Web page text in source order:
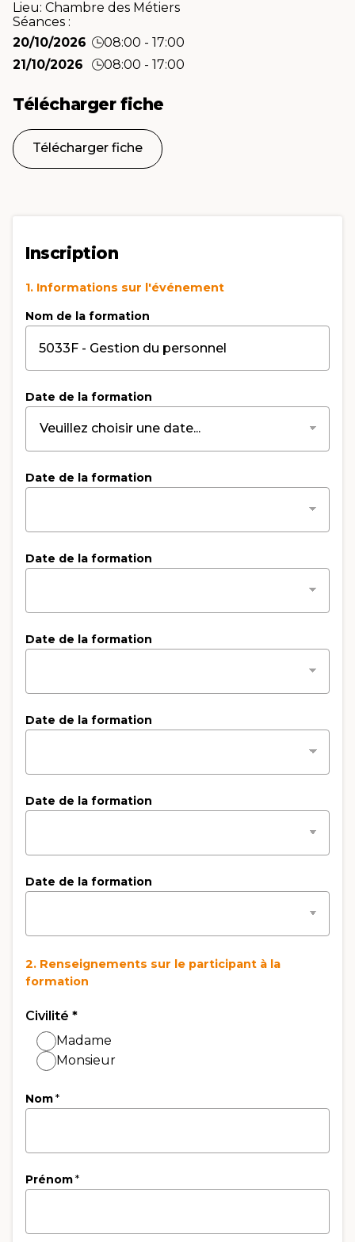
Lieu: Chambre des Métiers
Séances :
20/10/2026
08:00 - 17:00
21/10/2026
08:00 - 17:00
Télécharger fiche
Télécharger fiche
Inscription
1. Informations sur l'événement
Nom de la formation
Date de la formation
Date de la formation
Date de la formation
Date de la formation
Date de la formation
Date de la formation
Date de la formation
2. Renseignements sur le participant à la
formation
Civilité *
Madame
Monsieur
Nom*
Prénom*